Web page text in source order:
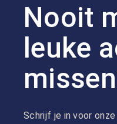
Nooit
leuke
Schrijf je in voor